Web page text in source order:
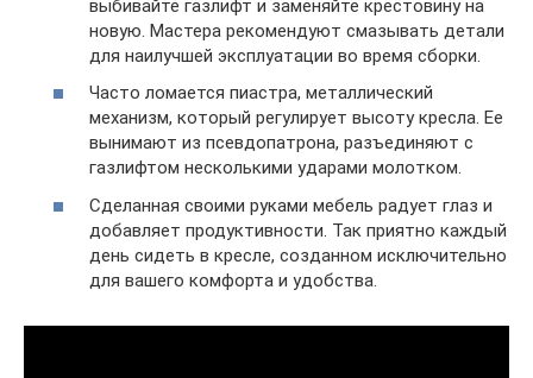
выбивайте газлифт и заменяйте крестовину на
новую. Мастера рекомендуют смазывать детали
для наилучшей эксплуатации во время сборки.
Часто ломается пиастра, металлический
механизм, который регулирует высоту кресла. Ее
вынимают из псевдопатрона, разъединяют с
газлифтом несколькими ударами молотком.
Сделанная своими руками мебель радует глаз и
добавляет продуктивности. Так приятно каждый
день сидеть в кресле, созданном исключительно
для вашего комфорта и удобства.